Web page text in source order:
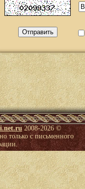
2008-2026 ©
только с письменного